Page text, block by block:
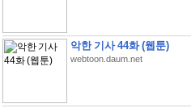
악한 기사 44화 (웹툰)
webtoon.daum.net